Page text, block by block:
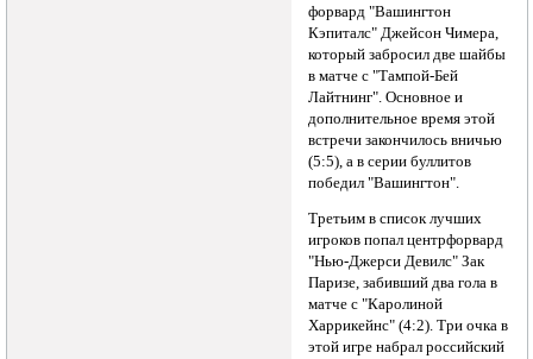
форвард "Вашингтон
Кэпиталс" Джейсон Чимера,
который забросил две шайбы
в матче с "Тампой-Бей
Лайтнинг". Основное и
дополнительное время этой
встречи закончилось вничью
(5:5), а в серии буллитов
победил "Вашингтон".
Третьим в список лучших
игроков попал центрфорвард
"Нью-Джерси Девилс" Зак
Паризе, забивший два гола в
матче с "Каролиной
Харрикейнс" (4:2). Три очка в
этой игре набрал российский